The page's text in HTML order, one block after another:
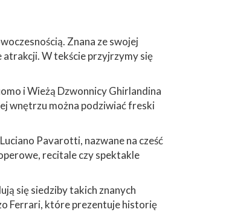
Znana ze swojej
W tekście przyjrzymy się
i Wieżą Dzwonnicy Ghirlandina
wnętrzu można podziwiać freski
Pavarotti, nazwane na cześć
recitale czy spektakle
się siedziby takich znanych
Ferrari, które prezentuje historię